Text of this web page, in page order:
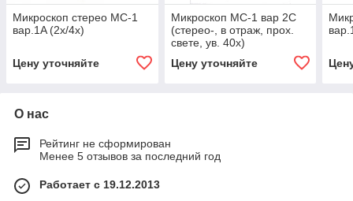
Микроскоп стерео МС-1
вар.1A (2х/4х)
Цену уточняйте
Микроскоп МС-1 вар 2С
(стерео-, в отраж, прох.
свете, ув. 40х)
Цену уточняйте
О нас
Рейтинг не сформирован
Менее 5 отзывов за последний год
Работает с 19.12.2013